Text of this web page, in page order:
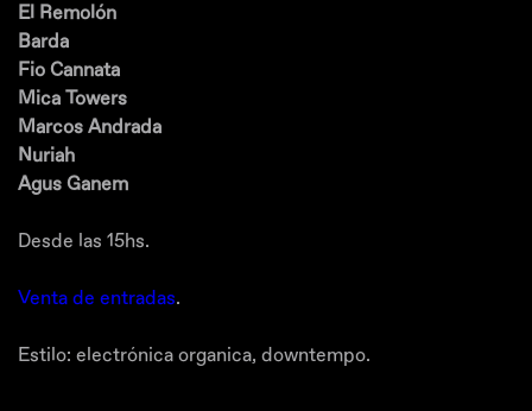
El Remolón
Barda
Fio Cannata
Mica Towers
Marcos Andrada
Nuriah
Agus Ganem
Desde las 15hs.
Venta de entradas.
Estilo: electrónica organica, downtempo.